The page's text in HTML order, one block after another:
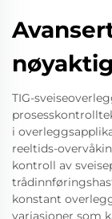
TIG-
i
reeltids-
kontroll av
konstant
variasjoner som